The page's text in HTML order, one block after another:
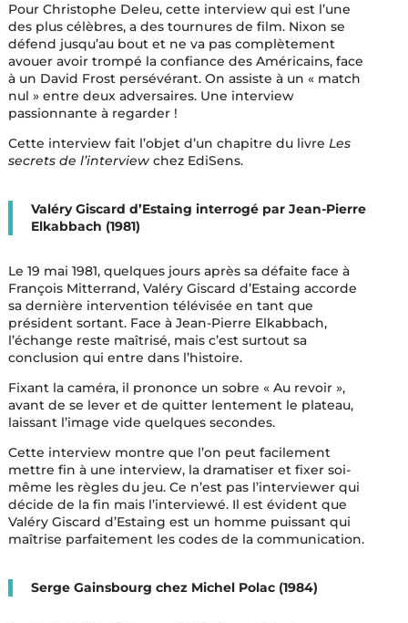
Pour Christophe Deleu, cette interview qui est l’une
des plus célèbres, a des tournures de film. Nixon se
défend jusqu’au bout et ne va pas complètement
avouer avoir trompé la confiance des Américains, face
à un David Frost persévérant. On assiste à un « match
nul » entre deux adversaires. Une interview
passionnante à regarder !
Cette interview fait l’objet d’un chapitre du livre Les
secrets de l’interviewchez EdiSens.
Valéry Giscard d’Estaing interrogé par Jean-Pierre
Elkabbach (1981)
Le 19 mai 1981, quelques jours après sa défaite face à
François Mitterrand, Valéry Giscard d’Estaing accorde
sa dernière intervention télévisée en tant que
président sortant. Face à Jean-Pierre Elkabbach,
l’échange reste maîtrisé, mais c’est surtout sa
conclusion qui entre dans l’histoire.
Fixant la caméra, il prononce un sobre « Au revoir »,
avant de se lever et de quitter lentement le plateau,
laissant l’image vide quelques secondes.
Cette interview montre que l’on peut facilement
mettre fin à une interview, la dramatiser et fixer soi-
même les règles du jeu. Ce n’est pas l’interviewer qui
décide de la fin mais l’interviewé. Il est évident que
Valéry Giscard d’Estaing est un homme puissant qui
maîtrise parfaitement les codes de la communication.
Serge Gainsbourg chez Michel Polac (1984)